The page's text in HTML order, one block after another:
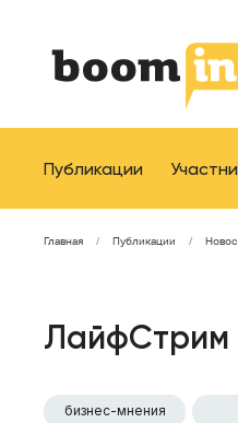
Публикации
Главная Публикации
ЛайфСтрим
бизнес-мнения